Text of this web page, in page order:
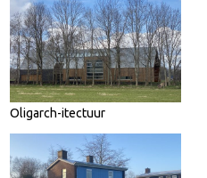
Oligarch-itectuur